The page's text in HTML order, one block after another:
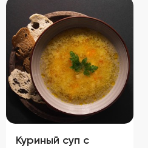
Куриный суп с